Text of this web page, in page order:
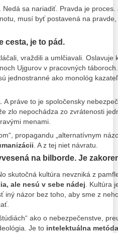
sa nariadiť. Pravda je
musí byť postavená na
cesta, je to pád.
vraždili a umlčiavali. Oslavuje
Ujgurov v pracovných
jednostranné ako monológ
. A práve to je spoločensky
zlo nepochádza zo zvrátenosti
menami.
propagandu „alternatívnym
. A z tej niet návratu.
na bilborde. Je
skutočná kultúra nevzniká z
ale nesú v sebe nádej . Kultúra
iný názor bez toho, aby sme z
ako o nebezpečenstve,
Je to intelektuálna metóda